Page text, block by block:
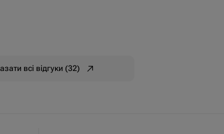
всі відгуки (32)